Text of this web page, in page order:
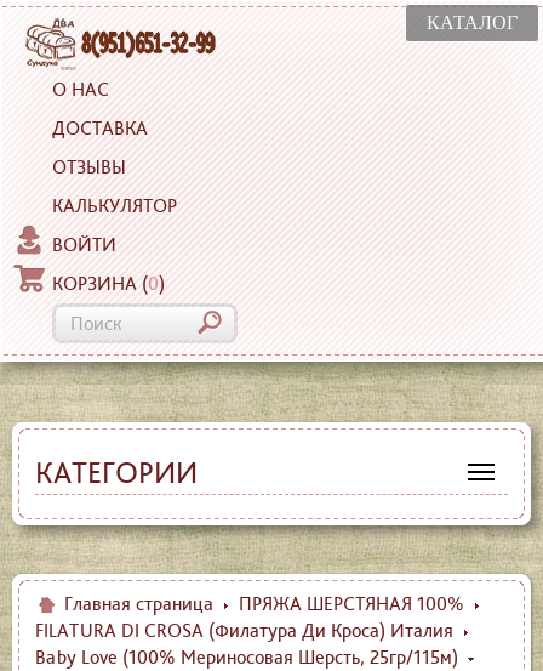
КАТАЛОГ
О НАС
ДОСТАВКА
ОТЗЫВЫ
КАЛЬКУЛЯТОР
ВОЙТИ
КОРЗИНА (0)
КАТЕГОРИИ
Главная страница
ПРЯЖА ШЕРСТЯНАЯ 100%
FILATURA DI CROSA (Филатура Ди Кроса) Италия
Baby Love (100% Мериносовая Шерсть, 25гр/115м)